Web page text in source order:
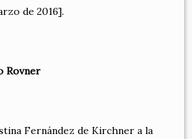
de 2016].
Rovner
Fernández de Kirchner a la